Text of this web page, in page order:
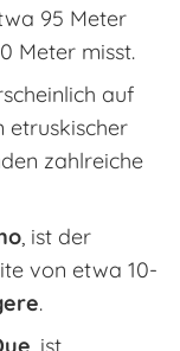
95 Meter
Meter misst.
auf
etruskischer
zahlreiche
, ist der
von etwa 10-
.